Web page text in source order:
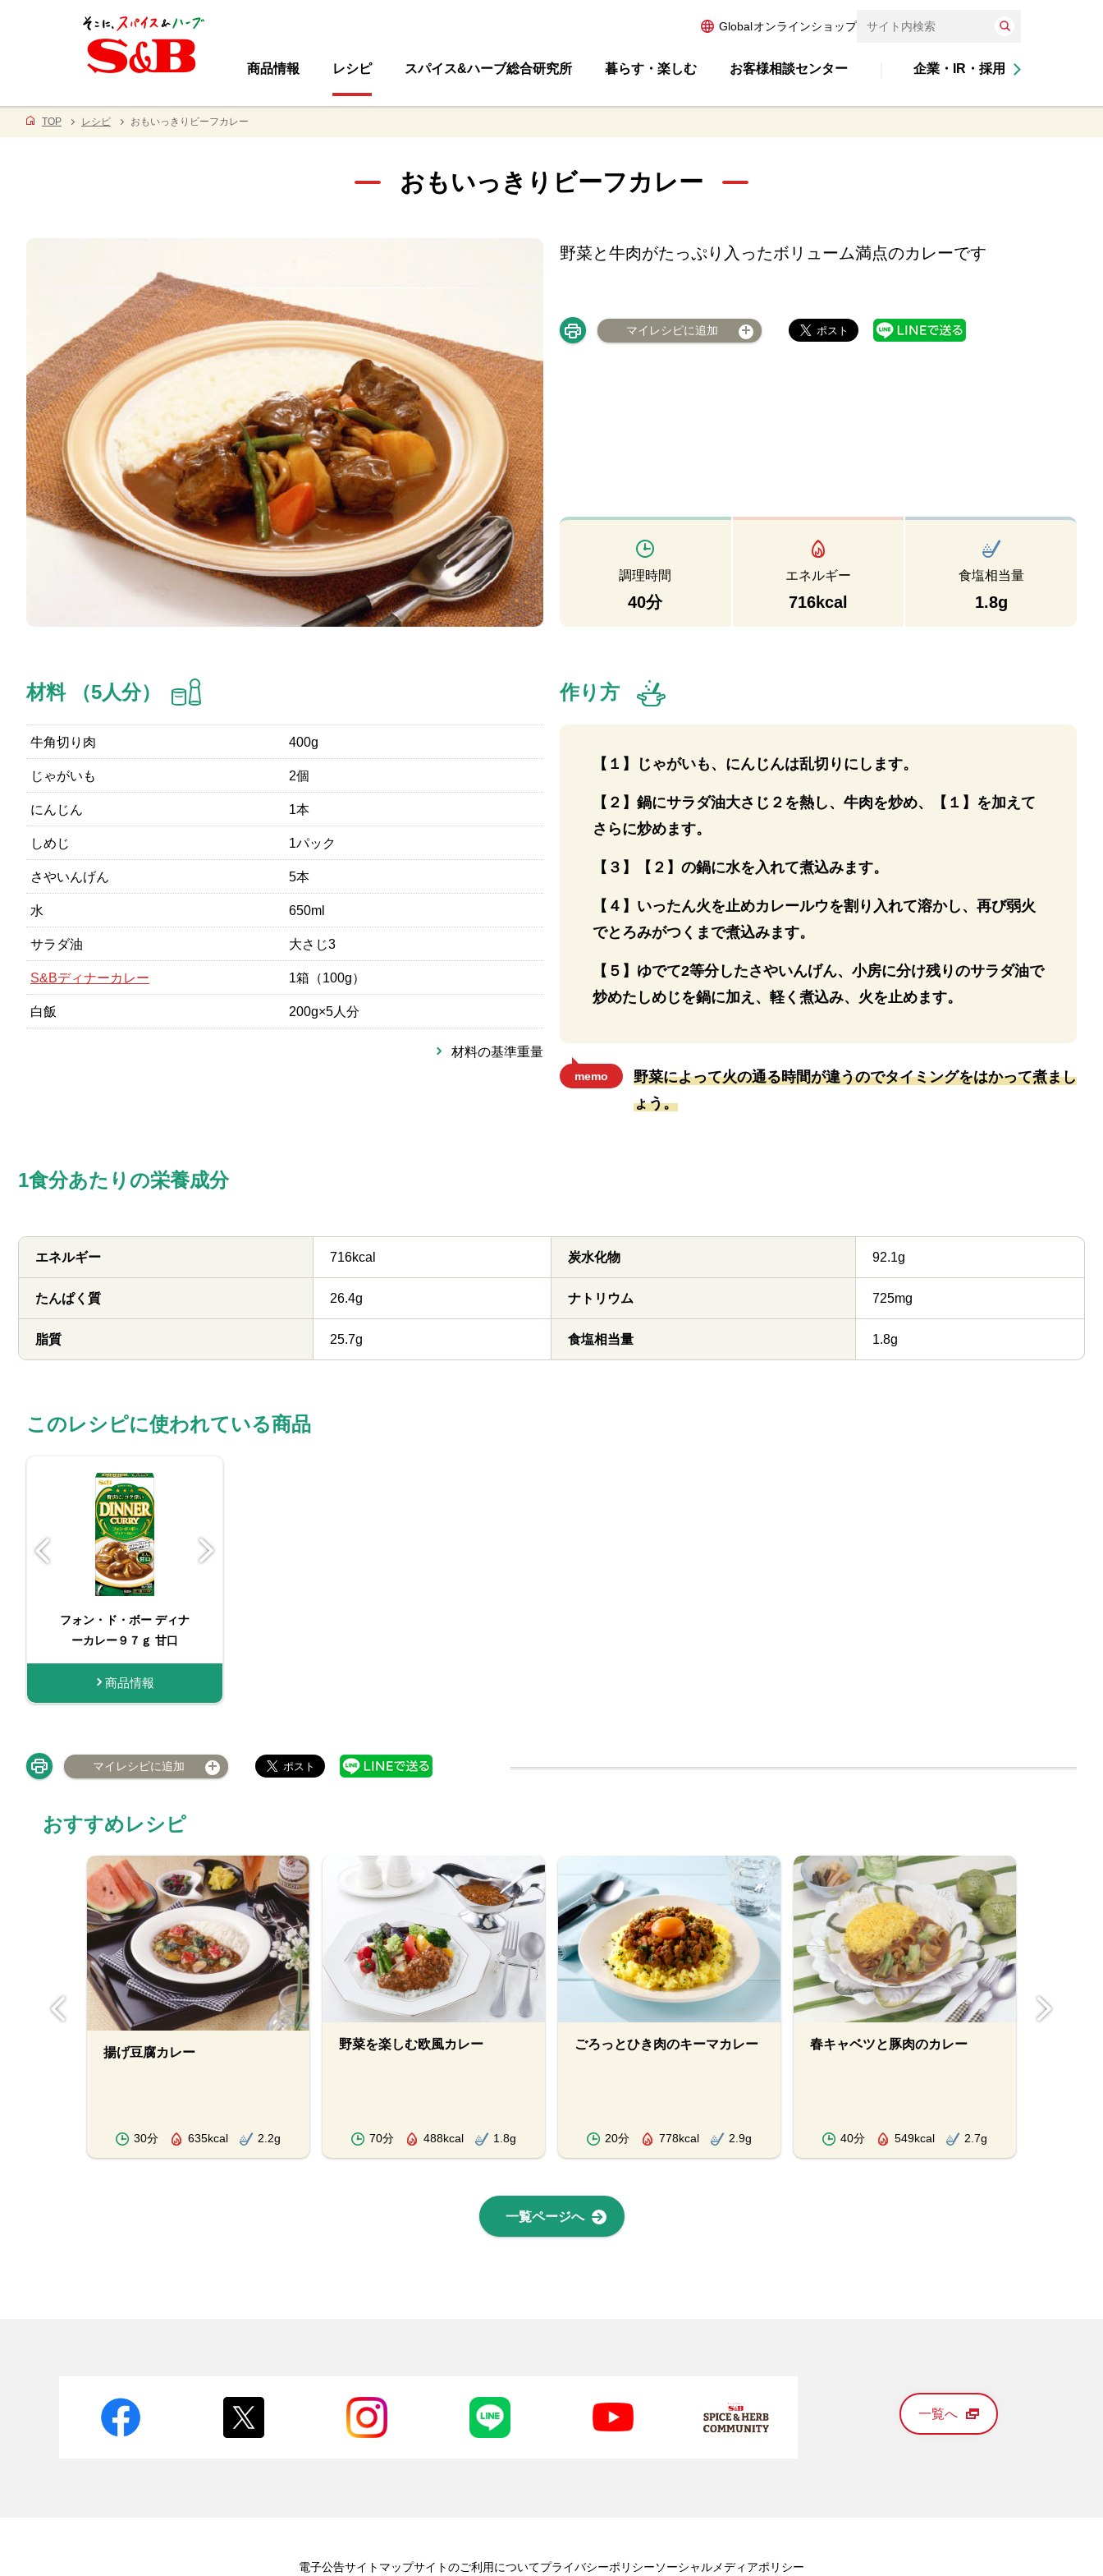
Globalオンラインショップ
商品情報 レシピ スパイス&ハーブ総合研究所 暮らす・楽しむ お客様相談センター 企業・IR・採用
TOP レシピ おもいっきりビーフカレー
おもいっきりビーフカレー
野菜と牛肉がたっぷり入ったボリューム満点のカレーです
マイレシピに追加
調理時間
40分
エネルギー
716kcal
食塩相当量
1.8g
材料 （5人分）
牛角切り肉 400g
じゃがいも 2個
にんじん 1本
しめじ 1パック
さやいんげん 5本
水 650ml
サラダ油 大さじ3
S&Bディナーカレー 1箱（100g）
白飯 200g×5人分
材料の基準重量
作り方
【１】じゃがいも、にんじんは乱切りにします。
【２】鍋にサラダ油大さじ２を熱し、牛肉を炒め、【１】を加えて
さらに炒めます。
【３】【２】の鍋に水を入れて煮込みます。
【４】いったん火を止めカレールウを割り入れて溶かし、再び弱火
でとろみがつくまで煮込みます。
【５】ゆでて2等分したさやいんげん、小房に分け残りのサラダ油で
炒めたしめじを鍋に加え、軽く煮込み、火を止めます。
memo
野菜によって火の通る時間が違うのでタイミングをはかって煮まし
ょう。
1食分あたりの栄養成分
エネルギー 716kcal
たんぱく質 26.4g
脂質 25.7g
炭水化物 92.1g
ナトリウム 725mg
食塩相当量 1.8g
このレシピに使われている商品
フォン・ド・ボー ディナ
ーカレー９７ｇ 甘口
商品情報
マイレシピに追加
おすすめレシピ
揚げ豆腐カレー
30分 635kcal 2.2g
野菜を楽しむ欧風カレー
70分 488kcal 1.8g
ごろっとひき肉のキーマカレー
20分 778kcal 2.9g
春キャベツと豚肉のカレー
40分 549kcal 2.7g
一覧ページへ
一覧へ
電子公告サイトマップサイトのご利用についてプライバシーポリシーソーシャルメディアポリシー